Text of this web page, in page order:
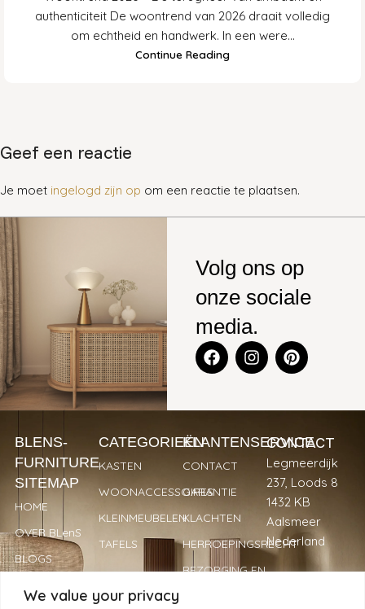
We value your privacy
authenticiteit De woontrend van 2026 draait volledig
om echtheid en handwerk. In een were...
Continue Reading
Geef een reactie
Je moet ingelogd zijn op om een reactie te plaatsen.
Volg ons op
onze sociale
media.
BLENS-
FURNITURE
SITEMAP
HOME
OVER BLenS
BLOGS
CATEGORIEËN
KASTEN
WOONACCESSOIRES
KLEINMEUBELEN
TAFELS
KLANTENSERVICE
CONTACT
GARANTIE
KLACHTEN
HERROEPINGSRECHT
BEZORGING EN
CONTACT
Legmeerdijk
237, Loods 8
1432 KB
Aalsmeer
Nederland